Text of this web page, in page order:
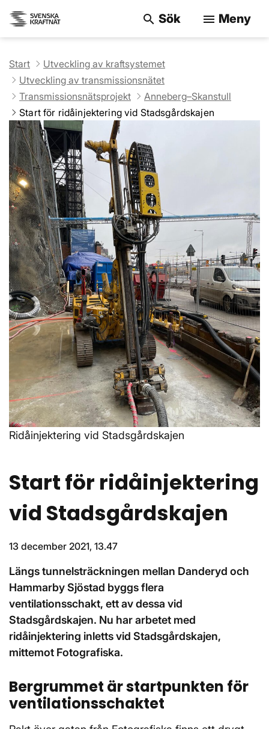
search Sök menu Meny
Start
Utveckling av kraftsystemet
Utveckling av transmissionsnätet
Transmissionsnätsprojekt
Anneberg–Skanstull
Start för ridåinjektering vid Stadsgårdskajen
Ridåinjektering vid Stadsgårdskajen
Start för ridåinjektering
vid Stadsgårdskajen
13 december 2021, 13.47
Längs tunnelsträckningen mellan Danderyd och
Hammarby Sjöstad byggs flera
ventilationsschakt, ett av dessa vid
Stadsgårdskajen. Nu har arbetet med
ridåinjektering inletts vid Stadsgårdskajen,
mittemot Fotografiska.
Bergrummet är startpunkten för
ventilationsschaktet